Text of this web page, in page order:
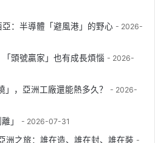
亞：半導體「避風港」的野心
2026-
「頭號贏家」也有成長煩惱
2026-
」，亞洲工廠還能熱多久？
2026-
」 2026-07-31
洲之旅：誰在造、誰在封、誰在裝